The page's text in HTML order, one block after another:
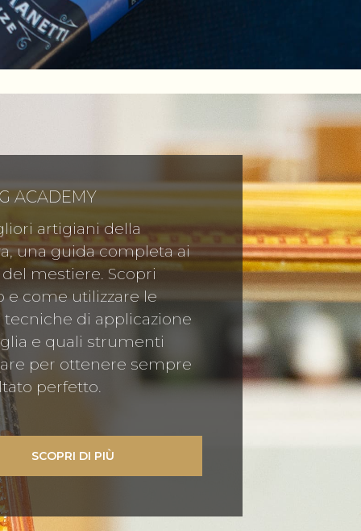
ACADEMY
artigiani della
una guida completa ai
mestiere. Scopri
e come utilizzare le
tecniche di applicazione
e quali strumenti
per ottenere sempre
perfetto.
SCOPRI DI PIÙ